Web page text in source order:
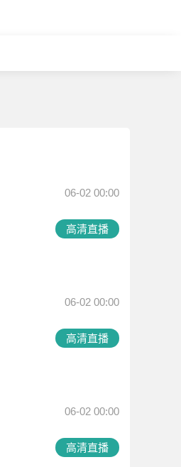
06-02 00:00
高清直播
06-02 00:00
高清直播
06-02 00:00
高清直播